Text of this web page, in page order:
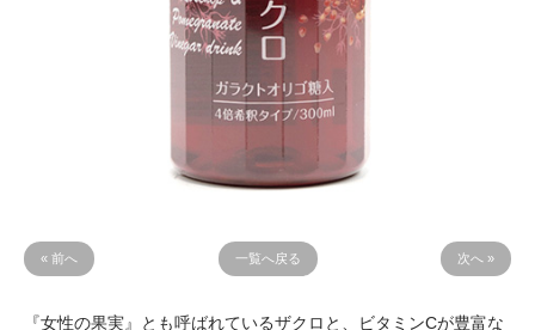
« 前へ 一覧へ戻る 次へ »
『女性の果実』とも呼ばれているザクロと、ビタミンCが豊富な